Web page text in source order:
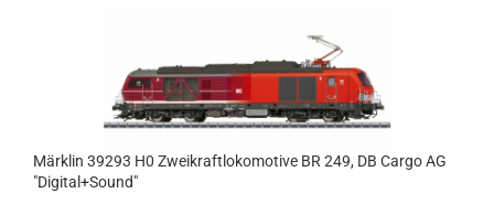
Märklin 39293 H0 Zweikraftlokomotive BR 249, DB Cargo AG
"Digital+Sound"